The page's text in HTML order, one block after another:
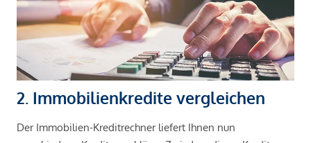
2. Immobilienkredite vergleichen
Der Immobilien-Kreditrechner liefert Ihnen nun